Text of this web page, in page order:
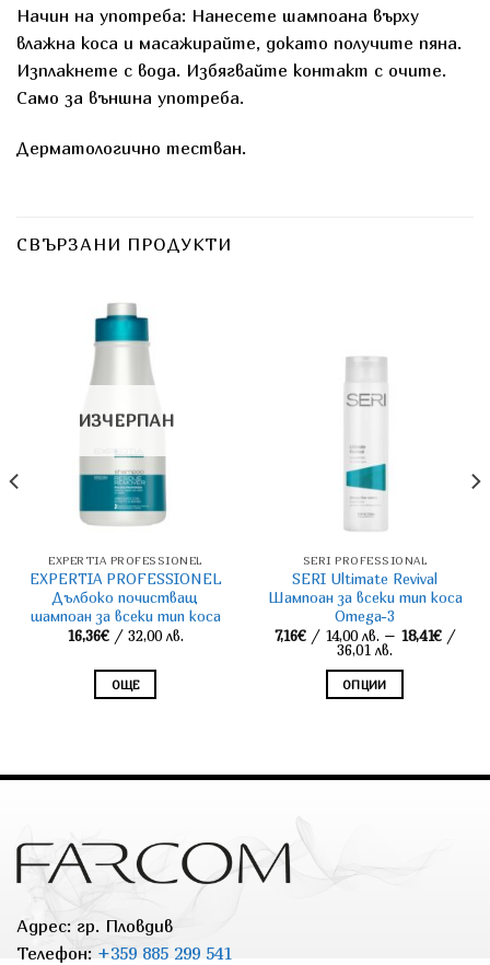
Начин на употреба: Нанесете шампоана върху
влажна коса и масажирайте, докато получите пяна.
Изплакнете с вода. Избягвайте контакт с очите.
Само за външна употреба.
Дерматологично тестван.
СВЪРЗАНИ ПРОДУКТИ
ИЗЧЕРПАН
EXPERTIA PROFESSIONЕL
EXPERTIA PROFESSIONEL
Дълбоко почистващ
шампоан за всеки тип коса
16,36€ / 32,00 лв.
ОЩЕ
SERI PROFESSIONAL
SERI Ultimate Revival
Шампоан за всеки тип коса
Omega-3
7,16€/ 14,00 лв. – 18,41€/
36,01 лв.
7,16€
ОПЦИИ
Адрес: гр. Пловдив
Телефон: +359 885 299 541